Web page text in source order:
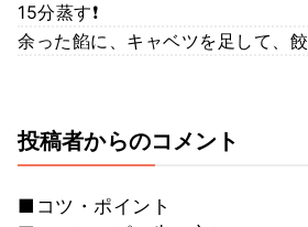
15分蒸す❗
余った餡に、キャベツを足して、
投稿者からのコメント
■コツ・ポイント